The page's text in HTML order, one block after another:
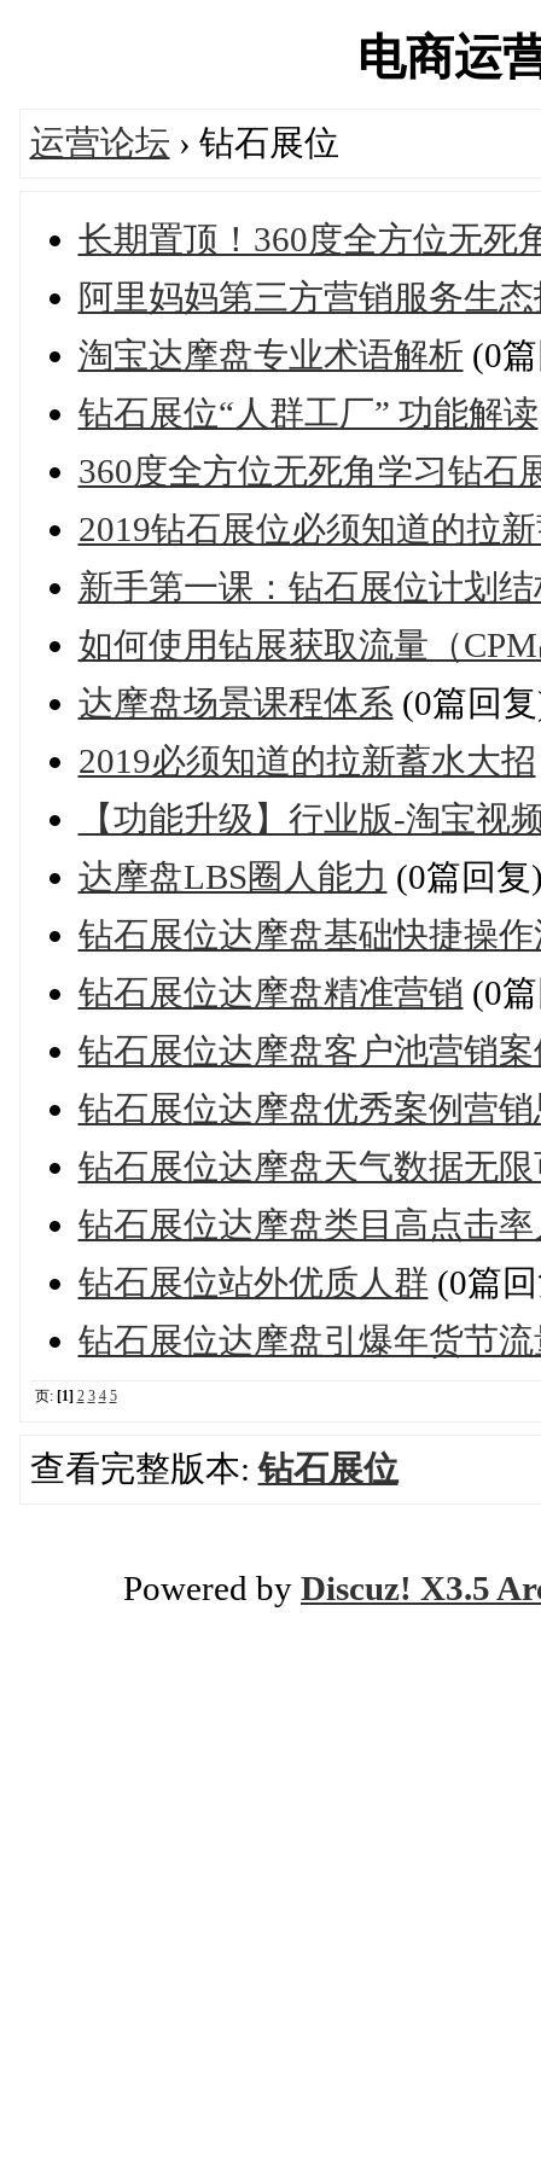
电商运
运营论坛 › 钻石展位
长期置顶！360度全方位无死
阿里妈妈第三方营销服务生
淘宝达摩盘专业术语解析 (0
钻石展位“人群工厂” 功能解读
360度全方位无死角学习钻石
2019钻石展位必须知道的拉
新手第一课：钻石展位计划
如何使用钻展获取流量（
达摩盘场景课程体系 (0篇回
2019必须知道的拉新蓄水大招
【功能升级】行业版-淘宝视
达摩盘LBS圈人能力 (0篇回复
钻石展位达摩盘基础快捷操
钻石展位达摩盘精准营销 (0
钻石展位达摩盘客户池营销
钻石展位达摩盘优秀案例营
钻石展位达摩盘天气数据无
钻石展位达摩盘类目高点击
钻石展位站外优质人群 (0篇
钻石展位达摩盘引爆年货节流
页: [1] 2 3 4 5
查看完整版本:钻石展位
Powered by Discuz! X3.5